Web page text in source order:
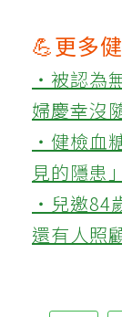
💪更多
‧被認為
婦慶幸沒
‧健檢血
見的隱患
‧兒邀84
還有人照